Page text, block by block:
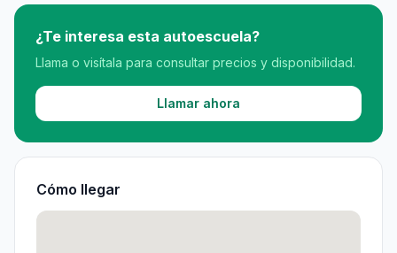
¿Te interesa esta autoescuela?
Llama o visítala para consultar precios y disponibilidad.
Llamar ahora
Cómo llegar